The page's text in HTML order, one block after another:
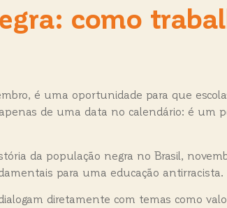
como
é uma oportunidade para que
de uma data no calendário: é um
da população negra no Brasil,
para uma educação antirracista.
diretamente com temas como